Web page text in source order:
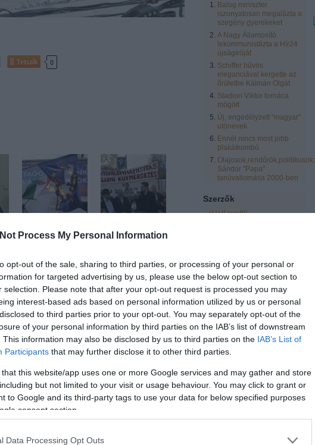
Process My Personal Information
opt-out of the sale, sharing to third parties, or processing of your personal or
for targeted advertising by us, please use the below opt-out section to
selection. Please note that after your opt-out request is processed you may
interest-based ads based on personal information utilized by us or personal
to third parties prior to your opt-out. You may separately opt-out of the
of your personal information by third parties on the IAB’s list of downstream
This information may also be disclosed by us to third parties on the IAB’s List of
Participants that may further disclose it to other third parties.
that this website/app uses one or more Google services and may gather and store
but not limited to your visit or usage behaviour. You may click to grant or
to Google and its third-party tags to use your data for below specified purposes
consent section.
Data Processing Opt Outs
Tetszik 0
Európai Unió
kútmérgezés
Akkor jöhet a 3.
Orbán-kormány
minősülnek, értük a szolgáltatás technikai
Részletek a
Balog miniszter
iszonyatosan megalázta a
szegény gyerekeket
A Nagy Államosító
lekommunistázta a Hír24
újságíróját
Schiffer hűvös
eleganciával kergette az
őrületbe Kálmán Olgát
Stadion Viktor tornáca
mögött
Új, engedélyzett "magyar"
utónevek
Ennél nincs most jobb
plakátkombó
Olajosok,rendőrök,politikusok:
Sándor "Papa"
tanúvallomása 2000-ben
Szerzők
sHelf (profil)
Vendégblgr ( profil)
Rozsnyai Zsolt ( profil)
LCsilla16 (profil)